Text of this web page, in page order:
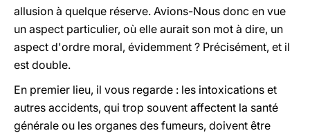
allusion à quelque réserve. Avions-Nous donc en vue
un aspect particulier, où elle aurait son mot à dire, un
aspect d'ordre moral, évidemment ? Précisément, et il
est double.
En premier lieu, il vous regarde : les intoxications et
autres accidents, qui trop souvent affectent la santé
générale ou les organes des fumeurs, doivent être